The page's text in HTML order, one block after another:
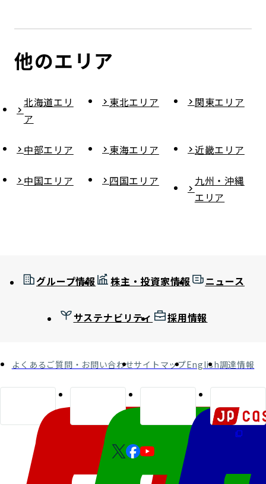
他のエリア
北海道エリ
ア
東北エリア 関東エリア
中部エリア 東海エリア 近畿エリア
中国エリア 四国エリア
九州・沖縄
エリア
グループ情報 株主・投資家情報 ニュース
サステナビリティ 採用情報
よくあるご質問・お問い合わせサイトマップEnglish調達情報